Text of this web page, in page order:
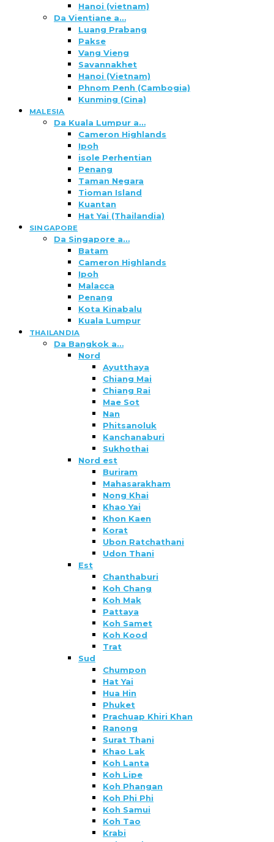
Hanoi (vietnam)
Da Vientiane a…
Luang Prabang
Pakse
Vang Vieng
Savannakhet
Hanoi (Vietnam)
Phnom Penh (Cambogia)
Kunming (Cina)
MALESIA
Da Kuala Lumpur a…
Cameron Highlands
Ipoh
isole Perhentian
Penang
Taman Negara
Tioman Island
Kuantan
Hat Yai (Thailandia)
SINGAPORE
Da Singapore a…
Batam
Cameron Highlands
Ipoh
Malacca
Penang
Kota Kinabalu
Kuala Lumpur
THAILANDIA
Da Bangkok a…
Nord
Ayutthaya
Chiang Mai
Chiang Rai
Mae Sot
Nan
Phitsanoluk
Kanchanaburi
Sukhothai
Nord est
Buriram
Mahasarakham
Nong Khai
Khao Yai
Khon Kaen
Korat
Ubon Ratchathani
Udon Thani
Est
Chanthaburi
Koh Chang
Koh Mak
Pattaya
Koh Samet
Koh Kood
Trat
Sud
Chumpon
Hat Yai
Hua Hin
Phuket
Prachuap Khiri Khan
Ranong
Surat Thani
Khao Lak
Koh Lanta
Koh Lipe
Koh Phangan
Koh Phi Phi
Koh Samui
Koh Tao
Krabi